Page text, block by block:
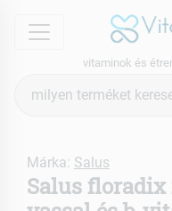
menu
vitaminok és
keresés
Márka: Salus
Salus